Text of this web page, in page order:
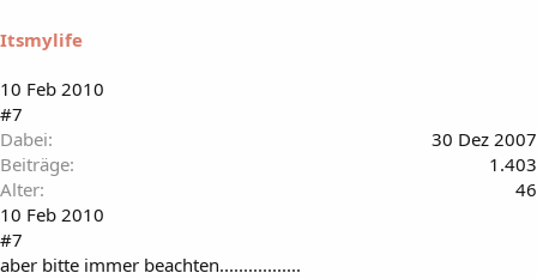
Itsmylife
10 Feb 2010
#7
Dabei
30 Dez 2007
Beiträge
1.403
Alter
46
10 Feb 2010
#7
aber bitte immer beachten.................